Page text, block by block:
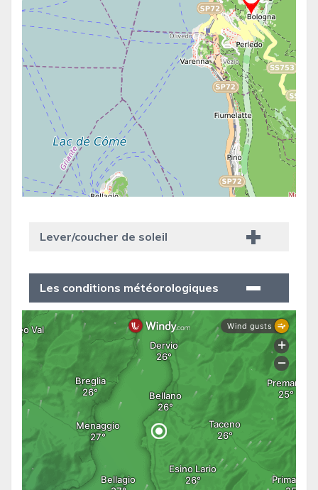
Lever/coucher de soleil
Les conditions météorologiques